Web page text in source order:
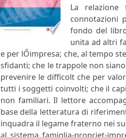
La
connotazioni
fondo del
unita ad altri
e per lŐimpresa; che, al tempo
sfidanti; che le trappole non
prevenire le difficolt che per
tutti i soggetti coinvolti; che il
non familiari. Il lettore
base della letteratura di
inquadra il legame fraterno nei